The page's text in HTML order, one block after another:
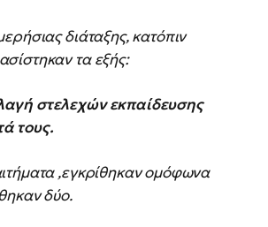
διάταξης, κατόπιν
τα εξής:
στελεχών εκπαίδευσης
τους.
,εγκρίθηκαν ομόφωνα
δύο.